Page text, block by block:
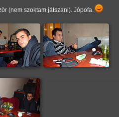
(nem szoktam játszani). Jópofa.